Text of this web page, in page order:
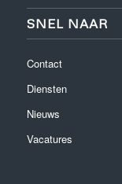
SNEL NAAR
Contact
Diensten
Nieuws
Vacatures